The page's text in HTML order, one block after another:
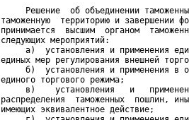
Решение  об объединении
таможенную  территорию и завершении
принимается  высшим  органом
следующих мероприятий:
а)  установления и применения
единых мер регулирования внешней
б)  установления и применения в
единого торгового режима;
в)    установления   и
распределения  таможенных  пошлин,
имеющих эквивалентное действие;